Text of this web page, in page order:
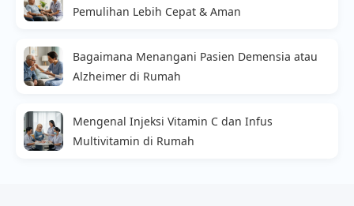
Pemulihan Lebih Cepat & Aman
Bagaimana Menangani Pasien Demensia atau
Alzheimer di Rumah
Mengenal Injeksi Vitamin C dan Infus
Multivitamin di Rumah